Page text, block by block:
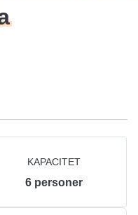
KAPACITET
6 personer